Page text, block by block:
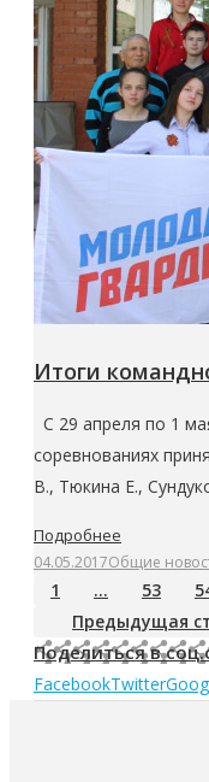
Итоги
С 29 апреля по 1
соревнованиях
В., Тюкина Е.,
Подробнее
04.05.2017Общие
1 … 53
Предыдущая
Поделиться в
FacebookTwitter